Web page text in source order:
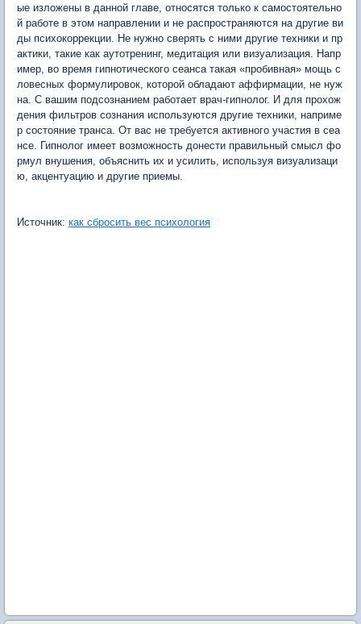
ые изложены в данной главе, относятся только к самостоятельно
й работе в этом направлении и не распространяются на другие ви
ды психокоррекции. Не нужно сверять с ними другие техники и пр
актики, такие как аутотренинг, медитация или визуализация. Напр
имер, во время гипнотического сеанса такая «пробивная» мощь с
ловесных формулировок, которой обладают аффирмации, не нуж
на. С вашим подсознанием работает врач-гипнолог. И для прохож
дения фильтров сознания используются другие техники, наприме
р состояние транса. От вас не требуется активного участия в сеа
нсе. Гипнолог имеет возможность донести правильный смысл фо
рмул внушения, объяснить их и усилить, используя визуализаци
ю, акцентуацию и другие приемы.
Источник: как сбросить вес психология